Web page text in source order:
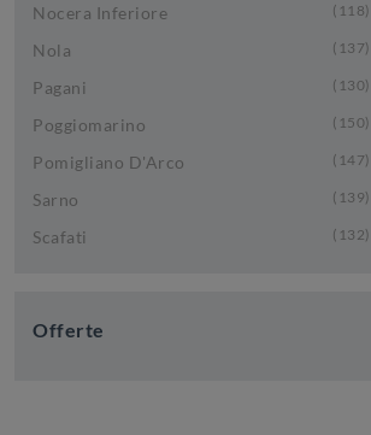
Nocera Inferiore 118
Nola 137
Pagani 130
Poggiomarino 150
Pomigliano D'Arco 147
Sarno 139
Scafati 132
Offerte